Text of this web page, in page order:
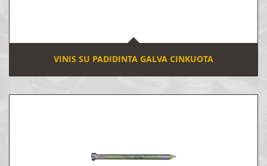
VINIS SU PADIDINTA GALVA CINKUOTA